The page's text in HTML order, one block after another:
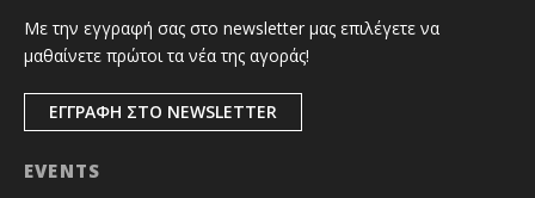
Με την εγγραφή σας στο newsletter μας επιλέγετε να
μαθαίνετε πρώτοι τα νέα της αγοράς!
ΕΓΓΡΑΦΗ ΣΤΟ NEWSLETTER
EVENTS